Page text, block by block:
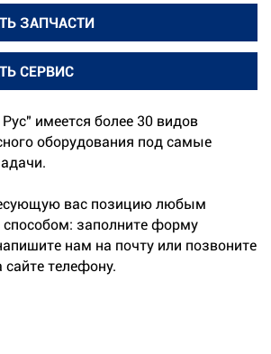
ЗАПЧАСТИ
СЕРВИС
имеется более 30 видов
оборудования под самые
вас позицию любым
заполните форму
нам на почту или позвоните
телефону.